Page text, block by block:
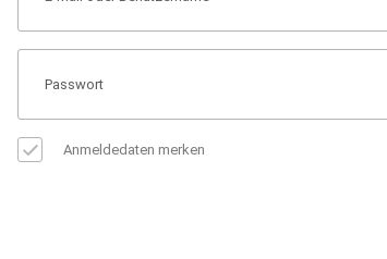
Anmeldedaten merken